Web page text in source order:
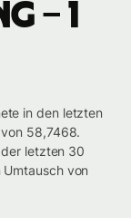
– 1
in den letzten
58,7468.
letzten 30
von